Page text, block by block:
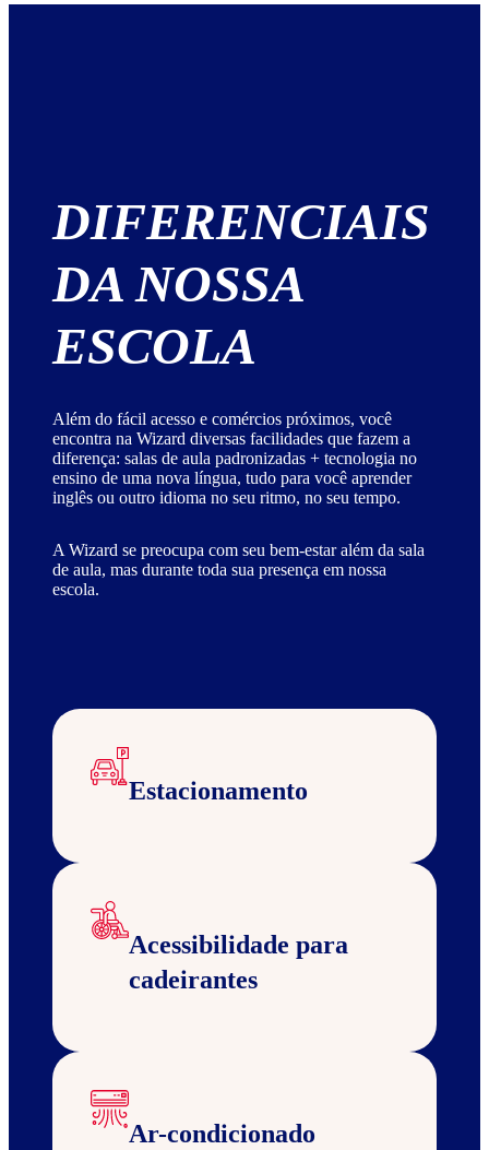
DIFERENCIAIS
DA NOSSA
ESCOLA
Além do fácil acesso e comércios próximos, você
encontra na Wizard diversas facilidades que fazem a
diferença: salas de aula padronizadas + tecnologia no
ensino de uma nova língua, tudo para você aprender
inglês ou outro idioma no seu ritmo, no seu tempo.
A Wizard se preocupa com seu bem-estar além da sala
de aula, mas durante toda sua presença em nossa
escola.
Estacionamento
Acessibilidade para
cadeirantes
Ar-condicionado